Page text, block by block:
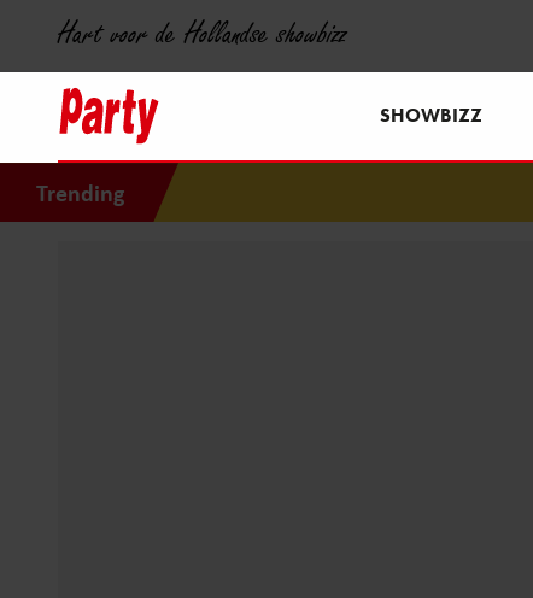
Hart voor de Hollandse showbizz
SHOWBIZZ
Trending